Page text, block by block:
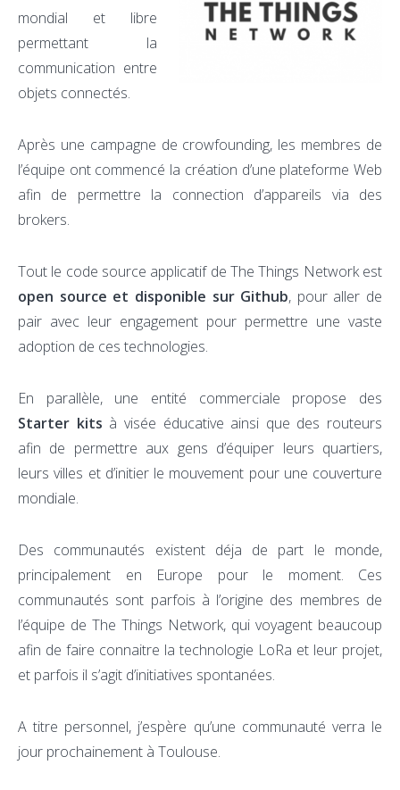
mondial et libre
permettant la
communication entre
objets connectés.
Après une campagne de crowfounding, les membres de
l’équipe ont commencé la création d’une plateforme Web
afin de permettre la connection d’appareils via des
brokers.
Tout le code source applicatif de The Things Network est
open source et disponible sur Github, pour aller de
pair avec leur engagement pour permettre une vaste
adoption de ces technologies.
En parallèle, une entité commerciale propose des
Starter kits à visée éducative ainsi que des routeurs
afin de permettre aux gens d’équiper leurs quartiers,
leurs villes et d’initier le mouvement pour une couverture
mondiale.
Des communautés existent déja de part le monde,
principalement en Europe pour le moment. Ces
communautés sont parfois à l’origine des membres de
l’équipe de The Things Network, qui voyagent beaucoup
afin de faire connaitre la technologie LoRa et leur projet,
et parfois il s’agit d’initiatives spontanées.
A titre personnel, j’espère qu’une communauté verra le
jour prochainement à Toulouse.